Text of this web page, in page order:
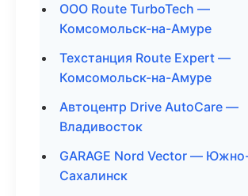
ООО Route TurboTech —
Комсомольск-на-Амуре
Техстанция Route Expert —
Комсомольск-на-Амуре
Автоцентр Drive AutoCare —
Владивосток
GARAGE Nord Vector —
Сахалинск